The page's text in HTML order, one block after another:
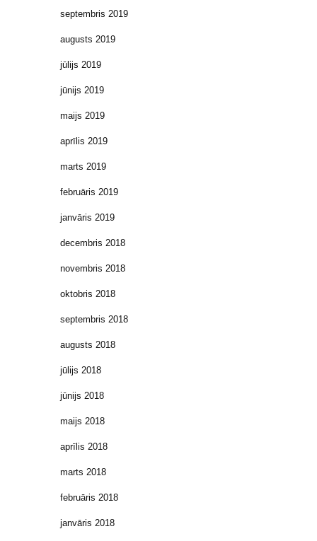
septembris 2019
augusts 2019
jūlijs 2019
jūnijs 2019
maijs 2019
aprīlis 2019
marts 2019
februāris 2019
janvāris 2019
decembris 2018
novembris 2018
oktobris 2018
septembris 2018
augusts 2018
jūlijs 2018
jūnijs 2018
maijs 2018
aprīlis 2018
marts 2018
februāris 2018
janvāris 2018